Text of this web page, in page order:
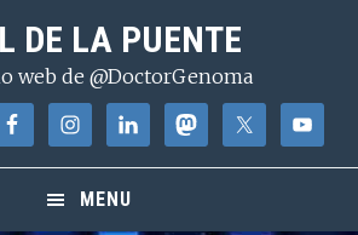
DE LA PUENTE
web de @DoctorGenoma
MENU